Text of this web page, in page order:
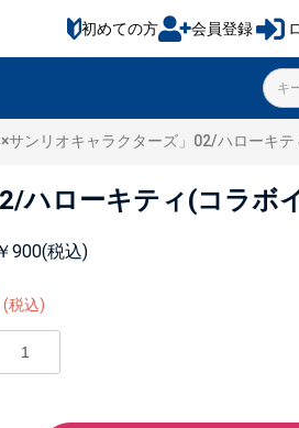
初めての方 会員登録
サンリオキャラクターズ」02/ハローキ
ハローキティ(コラボ
900(税込)
(税込)